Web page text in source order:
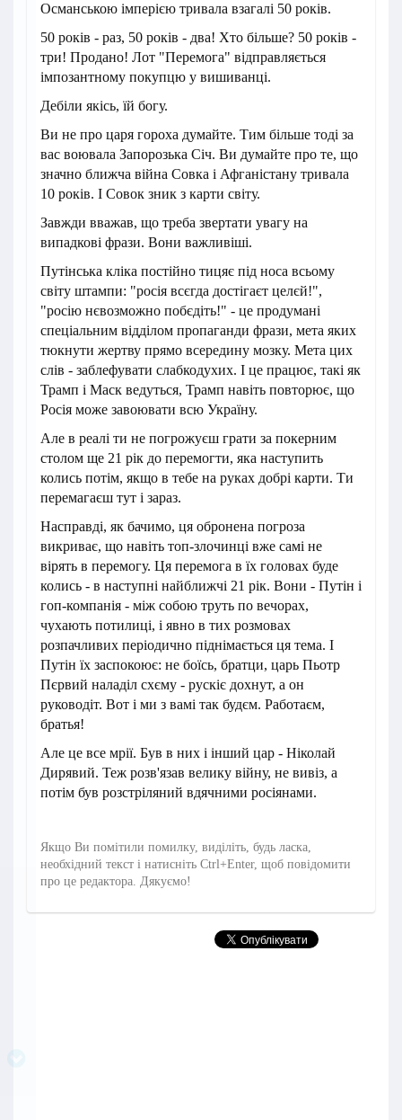
Османською імперією тривала взагалі 50 років.
50 років - раз, 50 років - два! Хто більше? 50 років -
три! Продано! Лот "Перемога" відправляється
імпозантному покупцю у вишиванці.
Дебіли якісь, їй богу.
Ви не про царя гороха думайте. Тим більше тоді за
вас воювала Запорозька Січ. Ви думайте про те, що
значно ближча війна Совка і Афганістану тривала
10 років. І Совок зник з карти світу.
Завжди вважав, що треба звертати увагу на
випадкові фрази. Вони важливіші.
Путінська кліка постійно тицяє під носа всьому
світу штампи: "росія всєгда достігаєт целєй!",
"росію нєвозможно побєдіть!" - це продумані
спеціальним відділом пропаганди фрази, мета яких
тюкнути жертву прямо всередину мозку. Мета цих
слів - заблефувати слабкодухих. І це працює, такі як
Трамп і Маск ведуться, Трамп навіть повторює, що
Росія може завоювати всю Україну.
Але в реалі ти не погрожуєш грати за покерним
столом ще 21 рік до перемогти, яка наступить
колись потім, якщо в тебе на руках добрі карти. Ти
перемагаєш тут і зараз.
Насправді, як бачимо, ця обронена погроза
викриває, що навіть топ-злочинці вже самі не
вірять в перемогу. Ця перемога в їх головах буде
колись - в наступні найближчі 21 рік. Вони - Путін і
гоп-компанія - між собою труть по вечорах,
чухають потилиці, і явно в тих розмовах
розпачливих періодично піднімається ця тема. І
Путін їх заспокоює: не боїсь, братци, царь Пьотр
Пєрвий наладіл схєму - рускіє дохнут, а он
руководіт. Вот і ми з вамі так будєм. Работаєм,
братья!
Але це все мрії. Був в них і інший цар - Ніколай
Дирявий. Теж розв'язав велику війну, не вивіз, а
потім був розстріляний вдячними росіянами.
Якщо Ви помітили помилку, виділіть, будь ласка,
необхідний текст і натисніть Ctrl+Enter, щоб повідомити
про це редактора. Дякуємо!